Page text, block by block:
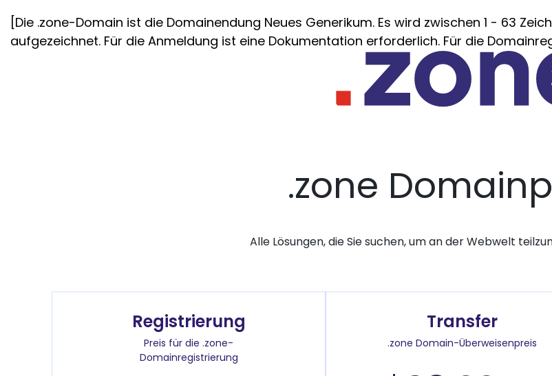
[Die .zone-Domain ist die Domainendung Neues Generikum. Es wird zwischen 1 - 63
aufgezeichnet. Für die Anmeldung ist eine Dokumentation erforderlich. Für die
.zone
Alle Lösungen, die Sie suchen, um an der Webwelt
Registrierung
Preis für die .zone-
Domainregistrierung
Transfer
.zone Domain-Überweisenpreis